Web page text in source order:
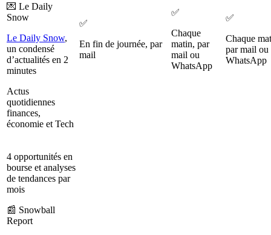
💌 Le Daily
Snow
Le Daily Snow,
un condensé
d’actualités en 2
minutes
Actus
quotidiennes
finances,
économie et Tech
✅
En fin de journée, par
mail
✅
Chaque
matin, par
mail ou
WhatsApp
✅
Chaque
par mail ou
WhatsApp
4 opportunités en
bourse et analyses
de tendances par
mois
📰 Snowball
Report